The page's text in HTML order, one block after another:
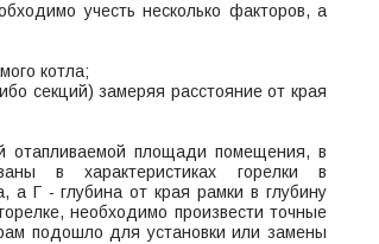
учесть несколько факторов, а
котла;
секций) замеряя расстояние от края
отапливаемой площади помещения, в
в характеристиках горелки в
Г - глубина от края рамки в глубину
необходимо произвести точные
подошло для установки или замены